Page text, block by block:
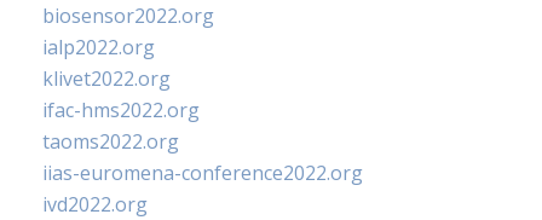
biosensor2022.org
ialp2022.org
klivet2022.org
ifac-hms2022.org
taoms2022.org
iias-euromena-conference2022.org
ivd2022.org